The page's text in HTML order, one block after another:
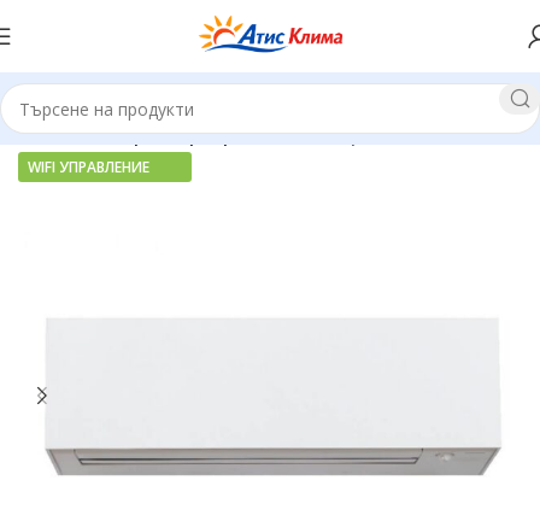
Начало Хиперинверторни климатици
WIFI УПРАВЛЕНИЕ